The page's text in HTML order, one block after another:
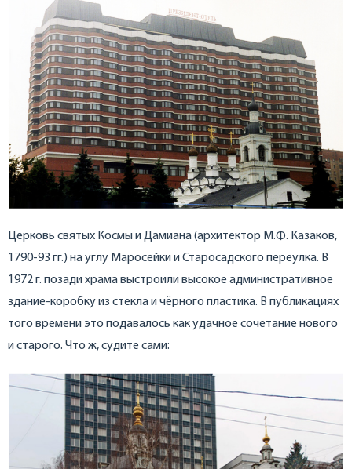
Церковь святых Космы и Дамиана (архитектор М.Ф. Казаков,
1790-93 гг.) на углу Маросейки и Старосадского переулка. В
1972 г. позади храма выстроили высокое административное
здание-коробку из стекла и чёрного пластика. В публикациях
того времени это подавалось как удачное сочетание нового
и старого. Что ж, судите сами: